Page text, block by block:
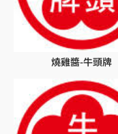
燒雞醬-牛頭牌